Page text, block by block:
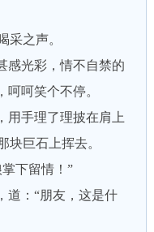
之声。
光彩，情不自禁的
呵呵笑个不停。
手理了理披在肩上
块巨石上挥去。
下留情！”
：“朋友，这是什